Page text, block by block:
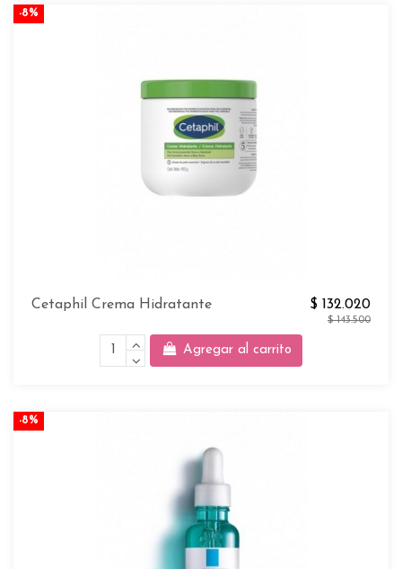
-8%
Cetaphil Crema Hidratante $ 132.020
$ 143.500
Agregar al carrito
-8%